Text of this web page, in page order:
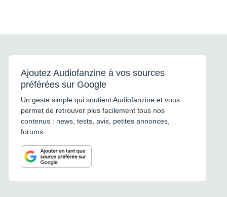
Ajoutez Audiofanzine à vos sources
préférées sur Google
Un geste simple qui soutient Audiofanzine et vous
permet de retrouver plus facilement tous nos
contenus : news, tests, avis, petites annonces,
forums...